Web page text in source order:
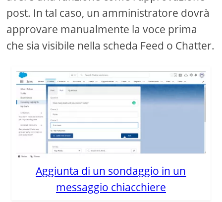
post. In tal caso, un amministratore dovrà
approvare manualmente la voce prima
che sia visibile nella scheda Feed o Chatter.
Aggiunta di un sondaggio in un
messaggio chiacchiere